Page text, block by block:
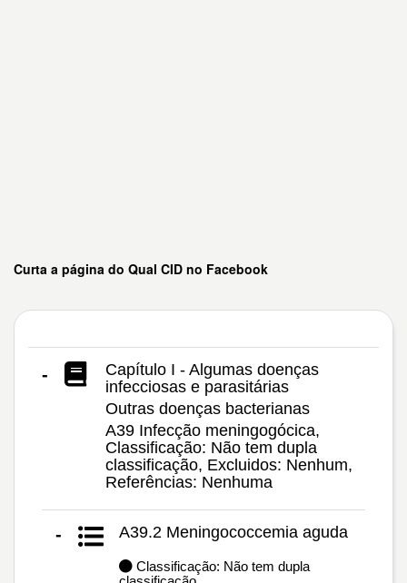
Curta a página do Qual CID no Facebook
-
Capítulo I - Algumas doenças
infecciosas e parasitárias
Outras doenças bacterianas
A39 Infecção meningogócica,
Classificação: Não tem dupla
classificação, Excluidos: Nenhum,
Referências: Nenhuma
- A39.2 Meningococcemia aguda
Classificação: Não tem dupla